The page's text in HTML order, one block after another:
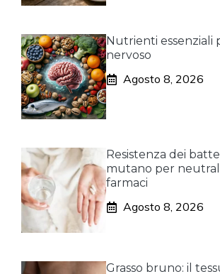
Nutrienti essenziali
nervoso
Agosto 8, 2026
Resistenza dei
mutano per
farmaci
Agosto 8, 2026
Grasso bruno: il